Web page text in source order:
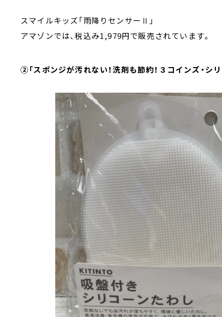
スマイルキッズ「雨降りセンサーⅡ」
アマゾンでは、税込み1,979円で販売されています。
②「スポンジが汚れない！洗剤も節約！３コインズ・シリ